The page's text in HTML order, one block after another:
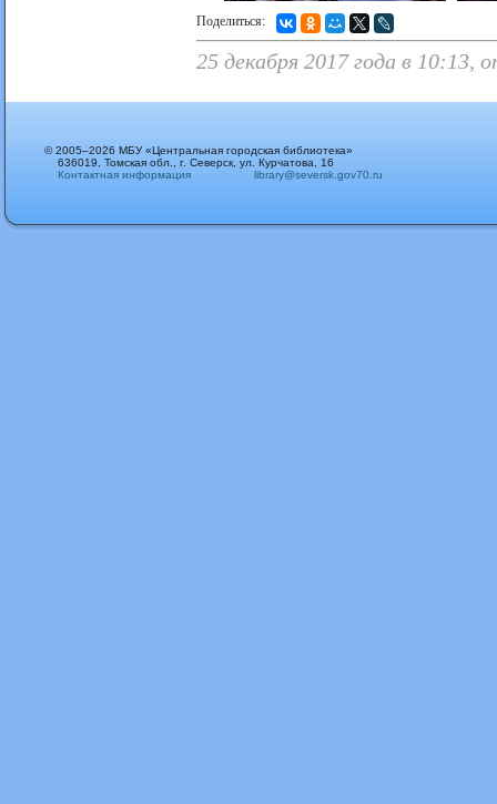
Поделиться:
25 декабря 2017 года в 10:13,
© 2005–2026 МБУ «Центральная городская библиотека»
636019, Томская обл., г. Северск, ул. Курчатова, 16
Контактная информация
library@seversk.gov70.ru